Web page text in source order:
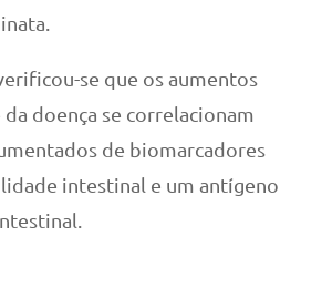
se que os aumentos
doença se correlacionam
de biomarcadores
intestinal e um antígeno